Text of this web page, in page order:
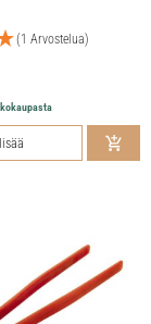
(1 Arvostelua)